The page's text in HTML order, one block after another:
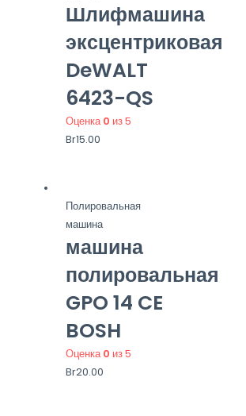
Шлифмашина
эксцентриковая
DeWALT
6423-QS
Оценка0 из 5
Br15.00
Полировальная
машина
машина
полировальная
GPO 14 CE
BOSH
Оценка0 из 5
Br20.00